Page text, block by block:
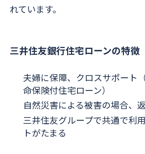
れています。
三井住友銀行住宅ローンの特徴
夫婦に保障、クロスサポート
命保険付住宅ローン）
自然災害による被害の場合、
三井住友グループで共通で利
トがたまる